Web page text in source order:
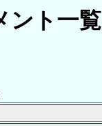
ント一覧